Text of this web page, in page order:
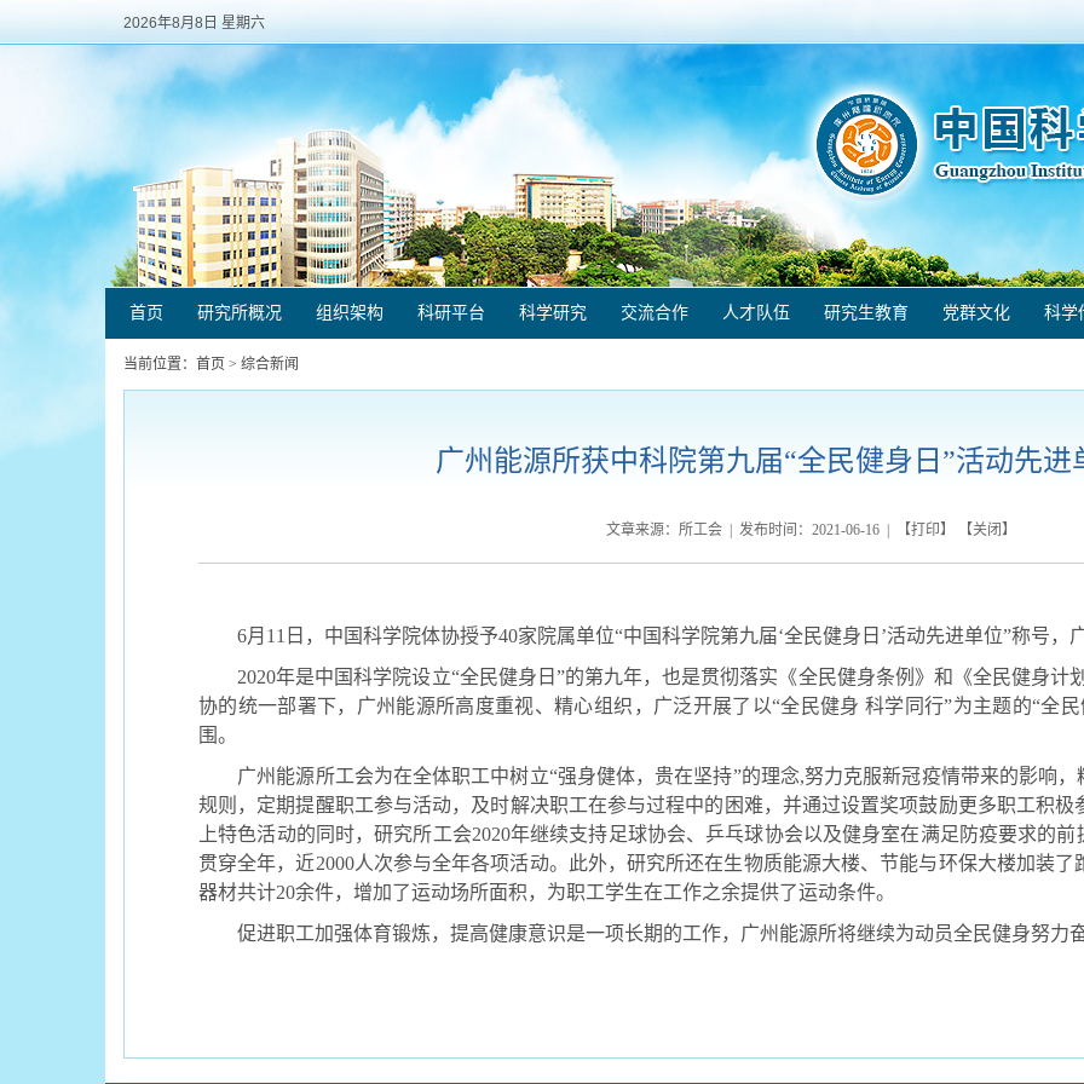
2026年8月8日 星期六
首页 研究所概况 组织架构 科研平台 科学研究 交流合作 人才队伍 研究生教育 党群文化 科学
当前位置： 首页 > 综合新闻
广州能源所获中科院第九届“全民健身日”活动先进
文章来源：所工会 | 发布时间：2021-06-16 | 【打印】 【关闭 】
6月 11 日，中国科学院体协授予40家院属单位“中国科学院第九届‘全民健身日’活动先进单位”称号，
2020年是中国科学院设立“全民健身日 ”的第九年，也是贯彻落实《全民健身条例》和《全民健身计
协的统一部署下，广州能源所高度重视、精心组织，广泛开展了以“全民健身 科学同行”为主题的“全
围。
广州能源所工会为在全体职工中树立“强身健体，贵在坚持”的理念,努力克服新冠疫情带来的影响
规则，定期提醒职工参与活动，及时解决职工在参与过程中的困难，并通过设置奖项鼓励更多职工积
上特色活动的同时，研究所工会2020年继续支持足球协会、乒乓球协会以及健身室在满足防疫要求的
贯穿全年，近2000人次参与全年各项活动。此外，研究所还在生物质能源大楼、节能与环保大楼加装
器材共计20余件，增加了运动场所面积，为职工学生在工作之余提供了运动条件。
促进职工加强体育锻炼，提高健康意识是一项长期的工作，广州能源所将继续为动员全民健身努力